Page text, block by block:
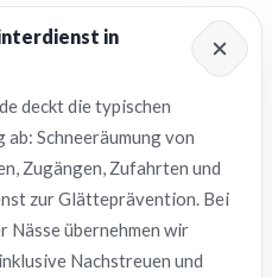
in
deckt die typischen
Schneeräumung von
Zugängen, Zufahrten und
zur Glätteprävention. Bei
Nässe übernehmen wir
Nachstreuen und